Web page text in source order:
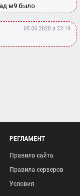
м9 было
05.06.2020 в 23:19
РЕГЛАМЕНТ
Правила сайта
Правила серверов
Условия